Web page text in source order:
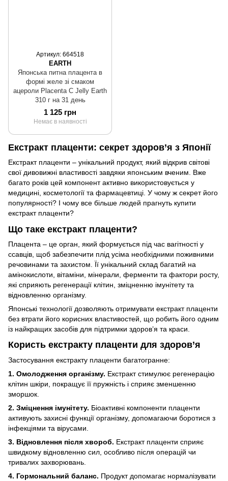
Артикул: 664518
EARTH
Японська питна плацента в
формі желе зі смаком
ацероли Placenta C Jelly Earth
310 г на 31 день
1 125 грн
Немає в наявності
Екстракт плаценти: секрет здоров’я з Японії
Екстракт плаценти – унікальний продукт, який відкрив світові
свої дивовижні властивості завдяки японським вченим. Вже
багато років цей компонент активно використовується у
медицині, косметології та фармацевтиці. У чому ж секрет його
популярності? І чому все більше людей прагнуть купити
екстракт плаценти?
Що таке екстракт плаценти?
Плацента – це орган, який формується під час вагітності у
ссавців, щоб забезпечити плід усіма необхідними поживними
речовинами та захистом. Її унікальний склад багатий на
амінокислоти, вітаміни, мінерали, ферменти та фактори росту,
які сприяють регенерації клітин, зміцненню імунітету та
відновленню організму.
Японські технології дозволяють отримувати екстракт плаценти
без втрати його корисних властивостей, що робить його одним
із найкращих засобів для підтримки здоров’я та краси.
Користь екстракту плаценти для здоров’я
Застосування екстракту плаценти багатогранне:
1. Омолодження організму. Екстракт стимулює регенерацію
клітин шкіри, покращує її пружність і сприяє зменшенню
зморшок.
2. Зміцнення імунітету. Біоактивні компоненти плаценти
активують захисні функції організму, допомагаючи боротися з
інфекціями та вірусами.
3. Відновлення після хвороб. Екстракт плаценти сприяє
швидкому відновленню сил, особливо після операцій чи
тривалих захворювань.
4. Гормональний баланс. Продукт допомагає нормалізувати